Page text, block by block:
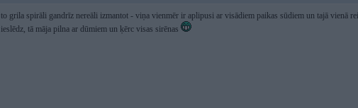
to grila spirāli gandrīz nereāli izmantot - viņa vienmēr ir aplipusi ar visādiem paikas sūdiem un tajā vienā
ieslēdz, tā māja pilna ar dūmiem un ķērc visas sirēnas